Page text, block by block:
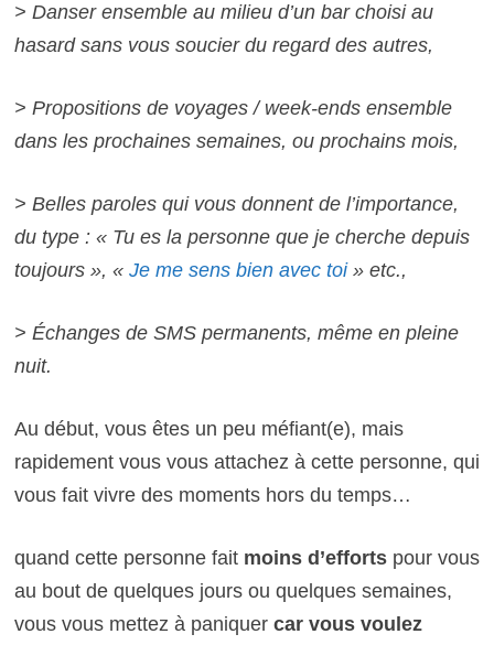
> Danser ensemble au milieu d’un bar choisi au
hasard sans vous soucier du regard des autres,
> Propositions de voyages / week-ends ensemble
dans les prochaines semaines, ou prochains mois,
> Belles paroles qui vous donnent de l’importance,
du type : « Tu es la personne que je cherche depuis
toujours », « Je me sens bien avec toi» etc.,
> Échanges de SMS permanents, même en pleine
nuit.
Au début, vous êtes un peu méfiant(e), mais
rapidement vous vous attachez à cette personne, qui
vous fait vivre des moments hors du temps…
quand cette personne fait moins d’effortspour vous
au bout de quelques jours ou quelques semaines,
vous vous mettez à paniquer car vous voulez